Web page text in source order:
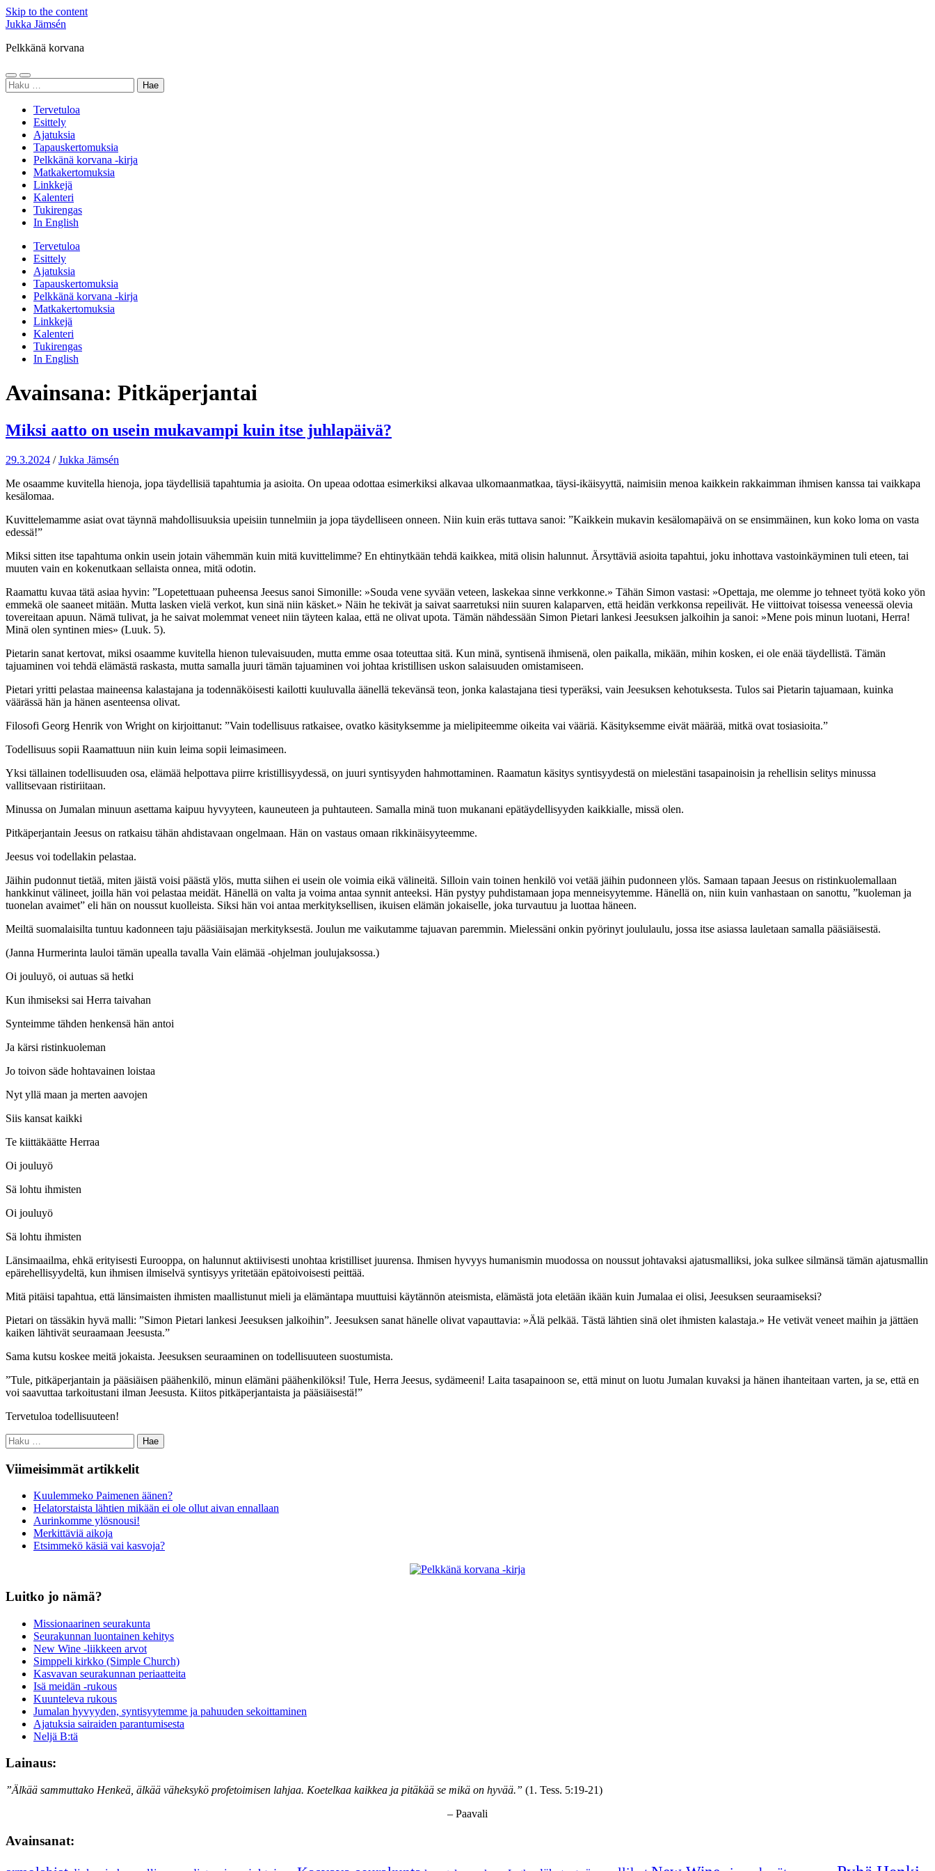
Skip to the content
Jukka Jämsén
Pelkkänä korvana
Toggle
mobile
Toggle
search
Haku:
Tervetuloa
Esittely
Ajatuksia
Tapauskertomuksia
Pelkkänä korvana -kirja
Matkakertomuksia
Linkkejä
Kalenteri
Tukirengas
In English
Tervetuloa
Esittely
Ajatuksia
Tapauskertomuksia
Pelkkänä korvana -kirja
Matkakertomuksia
Linkkejä
Kalenteri
Tukirengas
In English
Avainsana: Pitkäperjantai
Miksi aatto on usein mukavampi kuin itse juhlapäivä?
29.3.2024 /Jukka Jämsén
Me osaamme kuvitella hienoja, jopa täydellisiä tapahtumia ja asioita. On upeaa odottaa esimerkiksi alkavaa ulkomaanmatkaa, täysi-ikäisyyttä, naimisiin menoa kaikkein rakkaimman ihmisen kanssa tai vaikkapa
kesälomaa.
Kuvittelemamme asiat ovat täynnä mahdollisuuksia upeisiin tunnelmiin ja jopa täydelliseen onneen. Niin kuin eräs tuttava sanoi: ”Kaikkein mukavin kesälomapäivä on se ensimmäinen, kun koko loma on vasta
edessä!”
Miksi sitten itse tapahtuma onkin usein jotain vähemmän kuin mitä kuvittelimme? En ehtinytkään tehdä kaikkea, mitä olisin halunnut. Ärsyttäviä asioita tapahtui, joku inhottava vastoinkäyminen tuli eteen, tai
muuten vain en kokenutkaan sellaista onnea, mitä odotin.
Raamattu kuvaa tätä asiaa hyvin: ”Lopetettuaan puheensa Jeesus sanoi Simonille: »Souda vene syvään veteen, laskekaa sinne verkkonne.» Tähän Simon vastasi: »Opettaja, me olemme jo tehneet työtä koko yön
emmekä ole saaneet mitään. Mutta lasken vielä verkot, kun sinä niin käsket.» Näin he tekivät ja saivat saarretuksi niin suuren kalaparven, että heidän verkkonsa repeilivät. He viittoivat toisessa veneessä olevia
tovereitaan apuun. Nämä tulivat, ja he saivat molemmat veneet niin täyteen kalaa, että ne olivat upota. Tämän nähdessään Simon Pietari lankesi Jeesuksen jalkoihin ja sanoi: »Mene pois minun luotani, Herra!
Minä olen syntinen mies» (Luuk. 5).
Pietarin sanat kertovat, miksi osaamme kuvitella hienon tulevaisuuden, mutta emme osaa toteuttaa sitä. Kun minä, syntisenä ihmisenä, olen paikalla, mikään, mihin kosken, ei ole enää täydellistä. Tämän
tajuaminen voi tehdä elämästä raskasta, mutta samalla juuri tämän tajuaminen voi johtaa kristillisen uskon salaisuuden omistamiseen.
Pietari yritti pelastaa maineensa kalastajana ja todennäköisesti kailotti kuuluvalla äänellä tekevänsä teon, jonka kalastajana tiesi typeräksi, vain Jeesuksen kehotuksesta. Tulos sai Pietarin tajuamaan, kuinka
väärässä hän ja hänen asenteensa olivat.
Filosofi Georg Henrik von Wright on kirjoittanut: ”Vain todellisuus ratkaisee, ovatko käsityksemme ja mielipiteemme oikeita vai vääriä. Käsityksemme eivät määrää, mitkä ovat tosiasioita.”
Todellisuus sopii Raamattuun niin kuin leima sopii leimasimeen.
Yksi tällainen todellisuuden osa, elämää helpottava piirre kristillisyydessä, on juuri syntisyyden hahmottaminen. Raamatun käsitys syntisyydestä on mielestäni tasapainoisin ja rehellisin selitys minussa
vallitsevaan ristiriitaan.
Minussa on Jumalan minuun asettama kaipuu hyvyyteen, kauneuteen ja puhtauteen. Samalla minä tuon mukanani epätäydellisyyden kaikkialle, missä olen.
Pitkäperjantain Jeesus on ratkaisu tähän ahdistavaan ongelmaan. Hän on vastaus omaan rikkinäisyyteemme.
Jeesus voi todellakin pelastaa.
Jäihin pudonnut tietää, miten jäistä voisi päästä ylös, mutta siihen ei usein ole voimia eikä välineitä. Silloin vain toinen henkilö voi vetää jäihin pudonneen ylös. Samaan tapaan Jeesus on ristinkuolemallaan
hankkinut välineet, joilla hän voi pelastaa meidät. Hänellä on valta ja voima antaa synnit anteeksi. Hän pystyy puhdistamaan jopa menneisyytemme. Hänellä on, niin kuin vanhastaan on sanottu, ”kuoleman ja
tuonelan avaimet” eli hän on noussut kuolleista. Siksi hän voi antaa merkityksellisen, ikuisen elämän jokaiselle, joka turvautuu ja luottaa häneen.
Meiltä suomalaisilta tuntuu kadonneen taju pääsiäisajan merkityksestä. Joulun me vaikutamme tajuavan paremmin. Mielessäni onkin pyörinyt joululaulu, jossa itse asiassa lauletaan samalla pääsiäisestä.
(Janna Hurmerinta lauloi tämän upealla tavalla Vain elämää -ohjelman joulujaksossa.)
Oi jouluyö, oi autuas sä hetki
Kun ihmiseksi sai Herra taivahan
Synteimme tähden henkensä hän antoi
Ja kärsi ristinkuoleman
Jo toivon säde hohtavainen loistaa
Nyt yllä maan ja merten aavojen
Siis kansat kaikki
Te kiittäkäätte Herraa
Oi jouluyö
Sä lohtu ihmisten
Oi jouluyö
Sä lohtu ihmisten
Länsimaailma, ehkä erityisesti Eurooppa, on halunnut aktiivisesti unohtaa kristilliset juurensa. Ihmisen hyvyys humanismin muodossa on noussut johtavaksi ajatusmalliksi, joka sulkee silmänsä tämän ajatusmallin
epärehellisyydeltä, kun ihmisen ilmiselvä syntisyys yritetään epätoivoisesti peittää.
Mitä pitäisi tapahtua, että länsimaisten ihmisten maallistunut mieli ja elämäntapa muuttuisi käytännön ateismista, elämästä jota eletään ikään kuin Jumalaa ei olisi, Jeesuksen seuraamiseksi?
Pietari on tässäkin hyvä malli: ”Simon Pietari lankesi Jeesuksen jalkoihin”. Jeesuksen sanat hänelle olivat vapauttavia: »Älä pelkää. Tästä lähtien sinä olet ihmisten kalastaja.» He vetivät veneet maihin ja jättäen
kaiken lähtivät seuraamaan Jeesusta.”
Sama kutsu koskee meitä jokaista. Jeesuksen seuraaminen on todellisuuteen suostumista.
”Tule, pitkäperjantain ja pääsiäisen päähenkilö, minun elämäni päähenkilöksi! Tule, Herra Jeesus, sydämeeni! Laita tasapainoon se, että minut on luotu Jumalan kuvaksi ja hänen ihanteitaan varten, ja se, että en
voi saavuttaa tarkoitustani ilman Jeesusta. Kiitos pitkäperjantaista ja pääsiäisestä!”
Tervetuloa todellisuuteen!
Haku:
Viimeisimmät artikkelit
Kuulemmeko Paimenen äänen?
Helatorstaista lähtien mikään ei ole ollut aivan ennallaan
Aurinkomme ylösnousi!
Merkittäviä aikoja
Etsimmekö käsiä vai kasvoja?
Luitko jo nämä?
Missionaarinen seurakunta
Seurakunnan luontainen kehitys
New Wine -liikkeen arvot
Simppeli kirkko (Simple Church)
Kasvavan seurakunnan periaatteita
Isä meidän -rukous
Kuunteleva rukous
Jumalan hyvyyden, syntisyytemme ja pahuuden sekoittaminen
Ajatuksia sairaiden parantumisesta
Neljä B:tä
Lainaus:
”Älkää sammuttako Henkeä, älkää väheksykö profetoimisen lahjaa. Koetelkaa kaikkea ja pitäkää se mikä on hyvää.” (1. Tess. 5:19-21)
– Paavali
Avainsanat: